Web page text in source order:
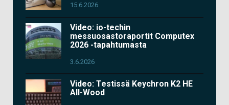
15.6.2026
Video: io-techin
messuosastoraportit Computex
2026 -tapahtumasta
3.6.2026
Video: Testissä Keychron K2 HE
All-Wood